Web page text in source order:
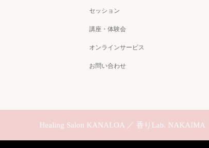
セッション
講座・体験会
オンラインサービス
お問い合わせ
Healing Salon KANALOA ／ 香りLab. NAKAIMA